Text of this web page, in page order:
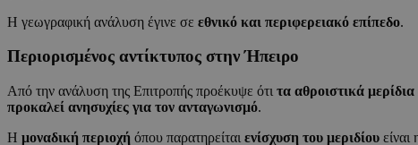
Η γεωγραφική ανάλυση έγινε σε εθνικό και περιφερειακό επίπεδο.
Περιορισμένος αντίκτυπος στην Ήπειρο
Από την ανάλυση της Επιτροπής προέκυψε ότι τα αθροιστικά
προκαλεί ανησυχίες για τον ανταγωνισμό.
Η μοναδική περιοχή όπου παρατηρείται ενίσχυση του μεριδίου είναι